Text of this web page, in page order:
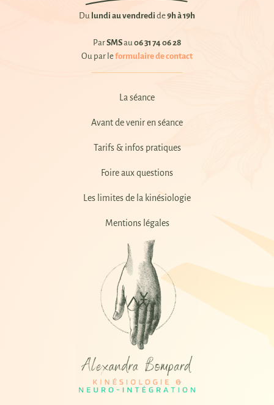
Du lundi au vendredi de9h à 19h
ParSMSau06 31 74 06 28
Ou par leformulaire de contact
La séance
Avant de venir en séance
Tarifs & infos pratiques
Foire aux questions
Les limites de la kinésiologie
Mentions légales